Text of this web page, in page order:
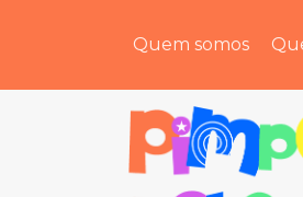
Quem somos